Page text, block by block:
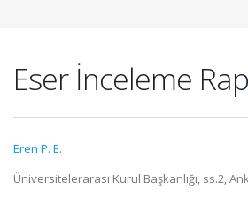
Eser İnceleme
Eren P. E.
Üniversitelerarası Kurul Başkanlığı, ss.2,